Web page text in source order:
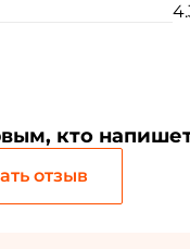
кто
отзыв